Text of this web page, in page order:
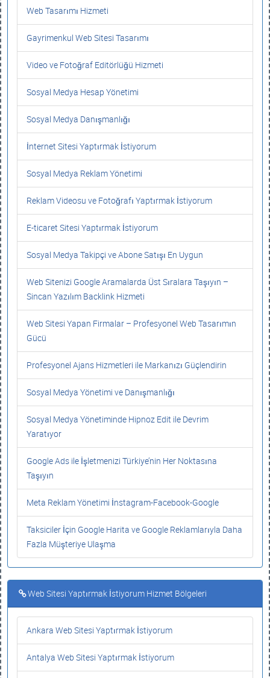
Web Tasarımı Hizmeti
Gayrimenkul Web Sitesi Tasarımı
Video ve Fotoğraf Editörlüğü Hizmeti
Sosyal Medya Hesap Yönetimi
Sosyal Medya Danışmanlığı
İnternet Sitesi Yaptırmak İstiyorum
Sosyal Medya Reklam Yönetimi
Reklam Videosu ve Fotoğrafı Yaptırmak İstiyorum
E-ticaret Sitesi Yaptırmak İstiyorum
Sosyal Medya Takipçi ve Abone Satışı En Uygun
Web Sitenizi Google Aramalarda Üst Sıralara Taşıyın –
Sincan Yazılım Backlink Hizmeti
Web Sitesi Yapan Firmalar – Profesyonel Web Tasarımın
Gücü
Profesyonel Ajans Hizmetleri ile Markanızı Güçlendirin
Sosyal Medya Yönetimi ve Danışmanlığı
Sosyal Medya Yönetiminde Hipnoz Edit ile Devrim
Yaratıyor
Google Ads ile İşletmenizi Türkiye’nin Her Noktasına
Taşıyın
Meta Reklam Yönetimi İnstagram-Facebook-Google
Taksiciler İçin Google Harita ve Google Reklamlarıyla Daha
Fazla Müşteriye Ulaşma
Web Sitesi Yaptırmak İstiyorum Hizmet Bölgeleri
Ankara Web Sitesi Yaptırmak İstiyorum
Antalya Web Sitesi Yaptırmak İstiyorum